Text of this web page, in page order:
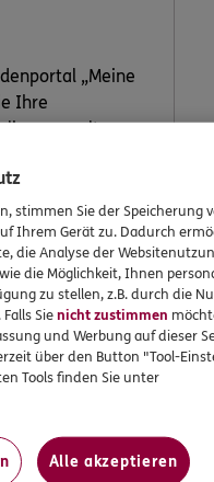
„Meine
Ihre
verwalten.
stimmen Sie der Speicherung
Ihrem Gerät zu. Dadurch
die Analyse der
die Möglichkeit, Ihnen
zu stellen, z.B. durch die
Falls Sienicht zustimmen
und Werbung auf dieser
über den Button "Tool-
Tools finden Sie unter
Alle akzeptieren